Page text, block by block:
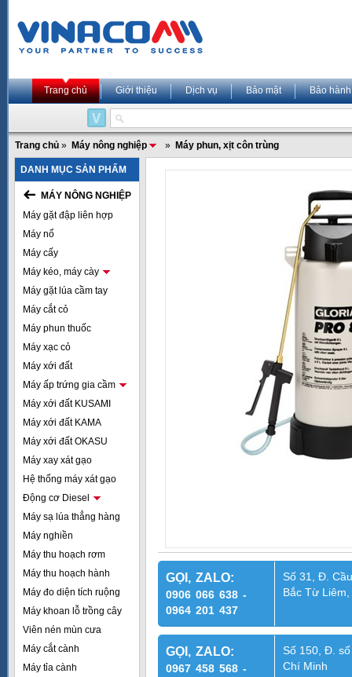
Trang chủ Giới thiệu Dịch vụ Bảo mật Bảo hành
Trang chủ » Máy nông nghiệp » Máy phun, xịt côn trùng
DANH MỤC SẢN PHẨM
MÁY NÔNG NGHIỆP
Máy gặt đập liên hợp
Máy nổ
Máy cấy
Máy kéo, máy cày
Máy gặt lúa cầm tay
Máy cắt cỏ
Máy phun thuốc
Máy xạc cỏ
Máy xới đất
Máy ấp trứng gia cầm
Máy xới đất KUSAMI
Máy xới đất KAMA
Máy xới đất OKASU
Máy xay xát gạo
Hệ thống máy xát gạo
Động cơ Diesel
Máy sạ lúa thẳng hàng
Máy nghiền
Máy thu hoạch rơm
Máy thu hoạch hành
Máy đo diện tích ruộng
Máy khoan lỗ trồng cây
Viên nén mùn cưa
Máy cắt cành
Máy tỉa cành
GỌI, ZALO:
0906 066 638 -
0964 201 437
Số 31, Đ.
Bắc Từ
GỌI, ZALO:
0967 458 568 -
Số 150, Đ.
Chí Minh